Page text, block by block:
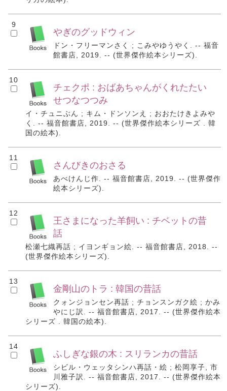
9
やぎのグッドウィン
ドン・フリーマンさく ; こみやゆうやく. -- 福音
館書店, 2019. -- (世界傑作絵本シリーズ).
10
チェクポ : おばあちゃんがくれたたい
せつなつつみ
イ・チュニぶん ; キム・ドンソンえ ; おおたけきよみや
く. -- 福音館書店, 2019. -- (世界傑作絵本シリーズ . 韓
国の絵本).
11
さんびきのおさる
あべけんじ作. -- 福音館書店, 2019. -- (世界傑作
絵本シリーズ).
12
王さまになった羊飼い : チベットの昔
話
松瀬七織再話 ; イヨンギョン絵. -- 福音館書店, 2018. --
(世界傑作絵本シリーズ).
13
金剛山のトラ : 韓国の昔話
クォンジョンセン再話 ; チョンスンガク絵 ; かみ
やにじ訳. -- 福音館書店, 2017. -- (世界傑作絵本
シリーズ . 韓国の絵本).
14
ふしぎな銀の木 : スリランカの昔話
シビル・ウェッタシンハ再話・絵 ; 松岡享子, 市
川雅子訳. -- 福音館書店, 2017. -- (世界傑作絵本
シリーズ).